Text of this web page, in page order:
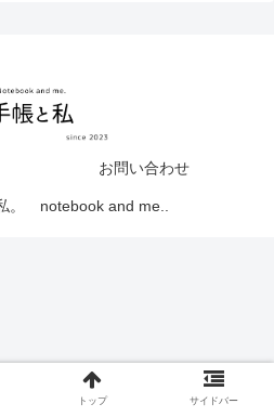
お問い合わせ
。 notebook and me..
トップ サイドバー